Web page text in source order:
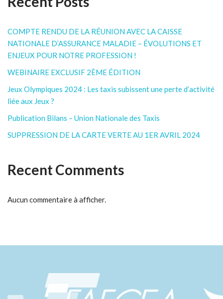
COMPTE RENDU DE LA RÉUNION AVEC LA CAISSE
NATIONALE D’ASSURANCE MALADIE – ÉVOLUTIONS ET
ENJEUX POUR NOTRE PROFESSION !
WEBINAIRE EXCLUSIF 2ÈME ÉDITION
Jeux Olympiques 2024 : Les taxis subissent une perte d’activité
liée aux Jeux ?
Publication Bilans – Union Nationale des Taxis
SUPPRESSION DE LA CARTE VERTE AU 1ER AVRIL 2024
Recent Comments
Aucun commentaire à afficher.